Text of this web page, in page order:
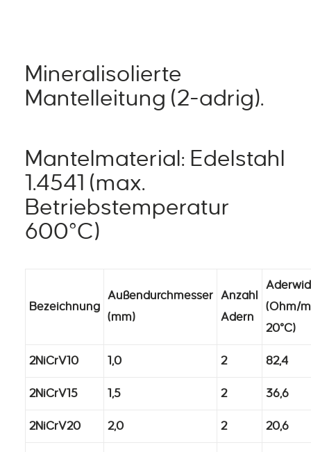
Mineralisolierte
Mantelleitung (2-adrig).
Mantelmaterial: Edelstahl
1.4541 (max.
Betriebstemperatur
600°C)
Bezeichnung
Außendurchmesser
(mm)
Anzahl
Adern
(Ohm/m
20°C)
2NiCrV10 1,0 2 82,4
2NiCrV15 1,5 2 36,6
2NiCrV20 2,0 2 20,6